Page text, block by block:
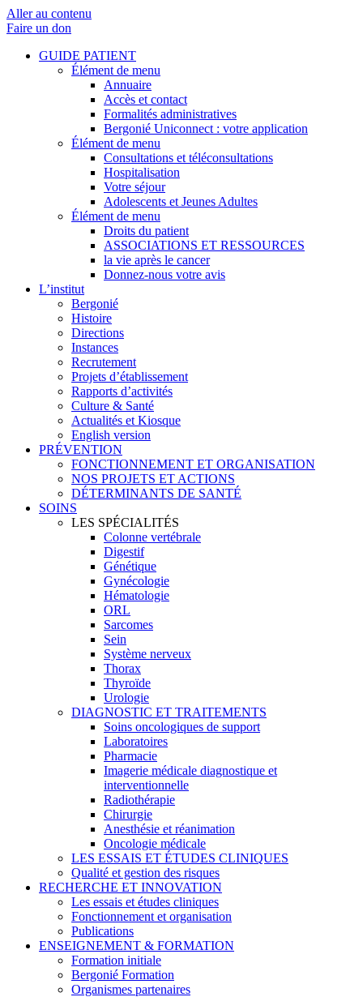
Aller au contenu
Faire un don
GUIDE PATIENT
Élément de menu
Annuaire
Accès et contact
Formalités administratives
Bergonié Uniconnect : votre application
Élément de menu
Consultations et téléconsultations
Hospitalisation
Votre séjour
Adolescents et Jeunes Adultes
Élément de menu
Droits du patient
ASSOCIATIONS ET RESSOURCES
la vie après le cancer
Donnez-nous votre avis
L’institut
Bergonié
Histoire
Directions
Instances
Recrutement
Projets d’établissement
Rapports d’activités
Culture & Santé
Actualités et Kiosque
English version
PRÉVENTION
FONCTIONNEMENT ET ORGANISATION
NOS PROJETS ET ACTIONS
DÉTERMINANTS DE SANTÉ
SOINS
LES SPÉCIALITÉS
Colonne vertébrale
Digestif
Génétique
Gynécologie
Hématologie
ORL
Sarcomes
Sein
Système nerveux
Thorax
Thyroïde
Urologie
DIAGNOSTIC ET TRAITEMENTS
Soins oncologiques de support
Laboratoires
Pharmacie
Imagerie médicale diagnostique et
interventionnelle
Radiothérapie
Chirurgie
Anesthésie et réanimation
Oncologie médicale
LES ESSAIS ET ÉTUDES CLINIQUES
Qualité et gestion des risques
RECHERCHE ET INNOVATION
Les essais et études cliniques
Fonctionnement et organisation
Publications
ENSEIGNEMENT & FORMATION
Formation initiale
Bergonié Formation
Organismes partenaires